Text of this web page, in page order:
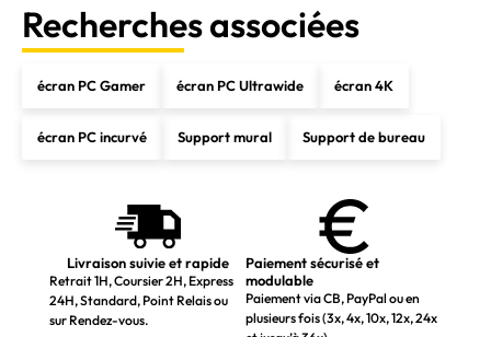
Recherches associées
écran PC Gamer écran PC Ultrawide écran 4K
écran PC incurvé Support mural Support de bureau
Livraison suivie et rapide
Retrait 1H, Coursier 2H, Express
24H, Standard, Point Relais ou
sur Rendez-vous.
Paiement sécurisé et
modulable
Paiement via CB, PayPal ou en
plusieurs fois (3x, 4x, 10x, 12x, 24x